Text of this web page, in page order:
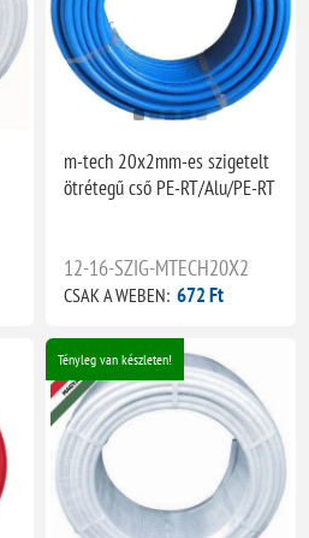
m-tech 20x2mm-es szigetelt
ötrétegű cső PE-RT/Alu/PE-RT
12-16-SZIG-MTECH20X2
CSAK A WEBEN: 672 Ft
Tényleg van készleten!